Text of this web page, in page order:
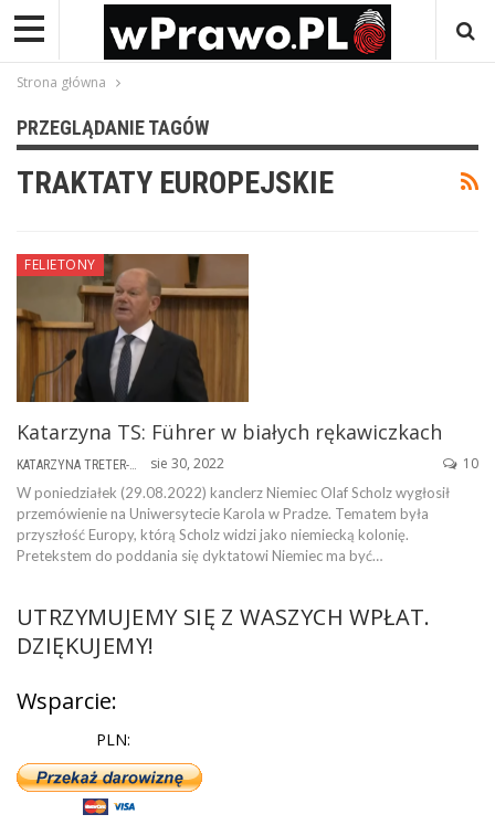
Strona główna
PRZEGLĄDANIE TAGÓW
TRAKTATY EUROPEJSKIE
FELIETONY
Katarzyna TS: Führer w białych rękawiczkach
sie 30, 2022 10
W poniedziałek (29.08.2022) kanclerz Niemiec Olaf Scholz wygłosił
przemówienie na Uniwersytecie Karola w Pradze. Tematem była
przyszłość Europy, którą Scholz widzi jako niemiecką kolonię.
Pretekstem do poddania się dyktatowi Niemiec ma być…
UTRZYMUJEMY SIĘ Z WASZYCH WPŁAT.
DZIĘKUJEMY!
Wsparcie:
PLN: